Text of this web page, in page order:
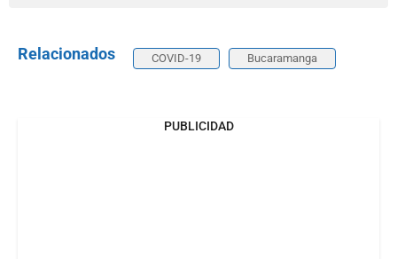
Relacionados COVID-19 Bucaramanga
PUBLICIDAD